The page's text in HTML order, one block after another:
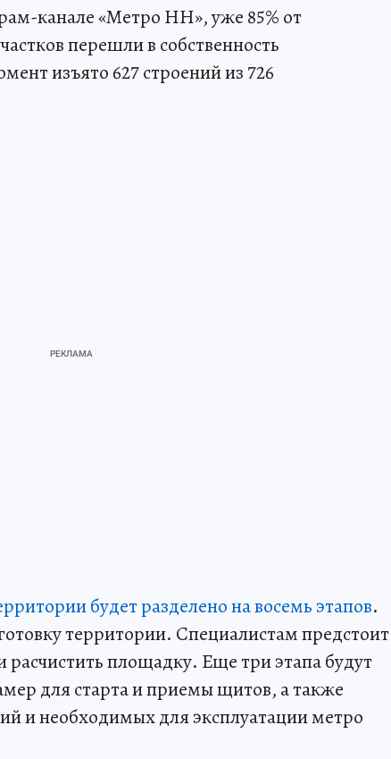
канале «Метро НН», уже 85% от
перешли в собственность
изъято 627 строений из 726
будет разделено на восемь этапов.
территории. Специалистам предстоит
площадку. Еще три этапа будут
для старта и приемы щитов, а также
и необходимых для эксплуатации метро